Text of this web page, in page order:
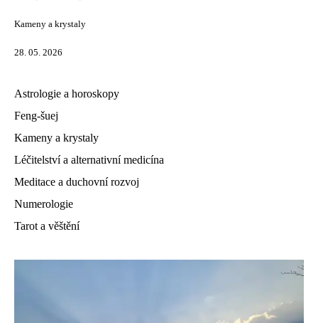
Kameny a krystaly
28. 05. 2026
Astrologie a horoskopy
Feng-šuej
Kameny a krystaly
Léčitelství a alternativní medicína
Meditace a duchovní rozvoj
Numerologie
Tarot a věštění